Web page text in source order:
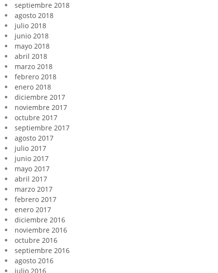
septiembre 2018
agosto 2018
julio 2018
junio 2018
mayo 2018
abril 2018
marzo 2018
febrero 2018
enero 2018
diciembre 2017
noviembre 2017
octubre 2017
septiembre 2017
agosto 2017
julio 2017
junio 2017
mayo 2017
abril 2017
marzo 2017
febrero 2017
enero 2017
diciembre 2016
noviembre 2016
octubre 2016
septiembre 2016
agosto 2016
julio 2016